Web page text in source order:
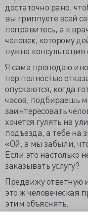
достаточно рано,
вы гриппуете всей
поправитесь, а к
человек, которому
нужна консультация
Я сама преподаю
пор полностью
опускаются, когда
часов, подбираешь
заинтересовать
хочется гулять на
подъезда, а тебе на
«Ой, а мы забыли,
Если это настолько
заказывать услугу?
Предвижу ответную
это ж человеческая
этим объяснять.